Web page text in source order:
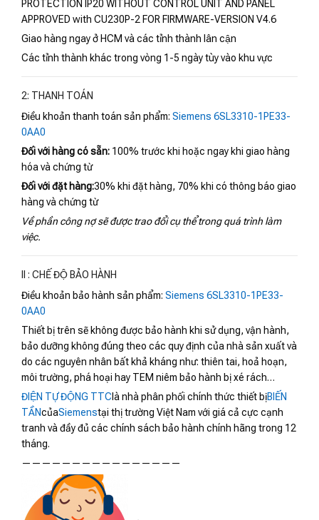
PROTECTION IP20 WITHOUT CONTROL UNIT AND PANEL
APPROVED with CU230P-2 FOR FIRMWARE-VERSION V4.6
Giao hàng ngay ở HCM và các tỉnh thành lân cận
Các tỉnh thành khác trong vòng 1-5 ngày tùy vào khu vực
2: THANH TOÁN
Điều khoản thanh toán sản phẩm: Siemens 6SL3310-1PE33-
0AA0
Đối với hàng có sẵn: 100% trước khi hoặc ngay khi giao hàng
hóa và chứng từ
Đối với đặt hàng:30% khi đặt hàng, 70% khi có thông báo giao
hàng và chứng từ
Về phần công nợ sẽ được trao đổi cụ thể trong quá trình làm
việc.
II : CHẾ ĐỘ BẢO HÀNH
Điều khoản bảo hành sản phẩm: Siemens 6SL3310-1PE33-
0AA0
Thiết bị trên sẽ không được bảo hành khi sử dụng, vận hành,
bảo dưỡng không đúng theo các quy định của nhà sản xuất và
do các nguyên nhân bất khả kháng như: thiên tai, hoả hoạn,
môi trường, phá hoại hay TEM niêm bảo hành bị xé rách…
ĐIỆN TỰ ĐỘNG TTC là nhà phân phối chính thức thiết bịBIẾN
TẦNcủaSiemenstại thị trường Việt Nam với giá cả cực cạnh
tranh và đầy đủ các chính sách bảo hành chính hãng trong 12
tháng.
————————————————